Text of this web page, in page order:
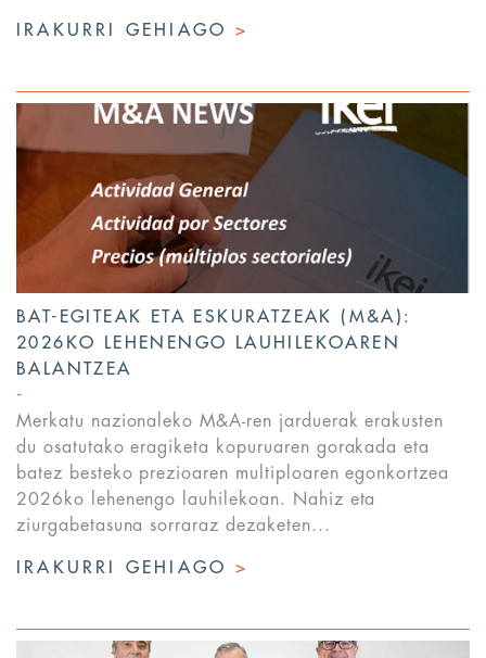
IRAKURRI GEHIAGO>
BAT-EGITEAK ETA ESKURATZEAK (M&A):
2026KO LEHENENGO LAUHILEKOAREN
BALANTZEA
Merkatu nazionaleko M&A-ren jarduerak erakusten
du osatutako eragiketa kopuruaren gorakada eta
batez besteko prezioaren multiploaren egonkortzea
2026ko lehenengo lauhilekoan. Nahiz eta
ziurgabetasuna sorraraz dezaketen...
IRAKURRI GEHIAGO>